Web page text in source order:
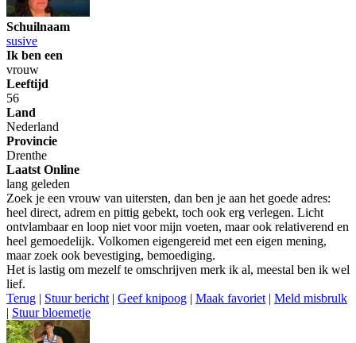
Schuilnaam
susive
Ik ben een
vrouw
Leeftijd
56
Land
Nederland
Provincie
Drenthe
Laatst Online
lang geleden
Zoek je een vrouw van uitersten, dan ben je aan het goede adres:
heel direct, adrem en pittig gebekt, toch ook erg verlegen. Licht
ontvlambaar en loop niet voor mijn voeten, maar ook relativerend en
heel gemoedelijk. Volkomen eigengereid met een eigen mening,
maar zoek ook bevestiging, bemoediging.
Het is lastig om mezelf te omschrijven merk ik al, meestal ben ik wel
lief.
Terug | Stuur bericht | Geef knipoog | Maak favoriet | Meld misbrulk
| Stuur bloemetje